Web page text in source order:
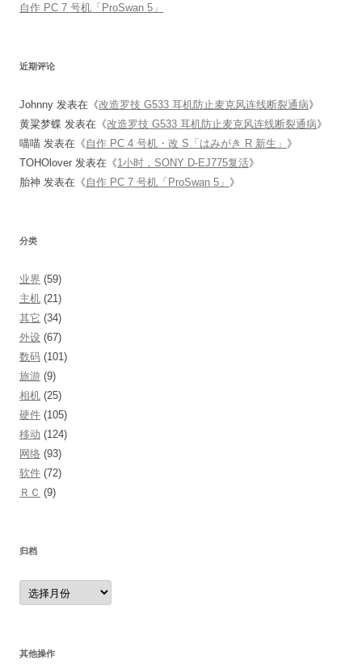
自作 PC 7 号机「ProSwan 5」
近期评论
Johnny 发表在《改造罗技 G533 耳机防止麦克风连线断裂通病》
黄粱梦蝶 发表在《改造罗技 G533 耳机防止麦克风连线断裂通病》
喵喵 发表在《自作 PC 4 号机・改 S「はみがき R 新生」 》
TOHOlover 发表在《1小时，SONY D-EJ775复活》
胎神 发表在《自作 PC 7 号机「ProSwan 5」 》
分类
业界 (59)
主机 (21)
其它 (34)
外设 (67)
数码 (101)
旅游 (9)
相机 (25)
硬件 (105)
移动 (124)
网络 (93)
软件 (72)
ＲＣ (9)
归档
归
档
其他操作